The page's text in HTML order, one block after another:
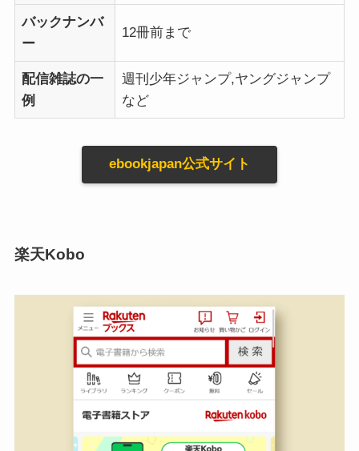
バックナンバ
ー
12冊前まで
配信雑誌の一
例
週刊少年ジャンプ,ヤングジャンプ
など
ebookjapan公式サイト
楽天Kobo